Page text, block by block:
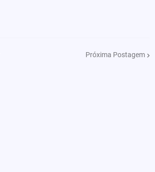
Próxima Postagem